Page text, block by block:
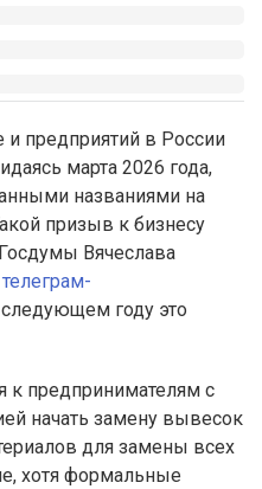
предприятий в России
марта 2026 года,
названиями на
призыв к бизнесу
Вячеслава
телеграм-
году это
к предпринимателям с
начать замену вывесок
для замены всех
хотя формальные